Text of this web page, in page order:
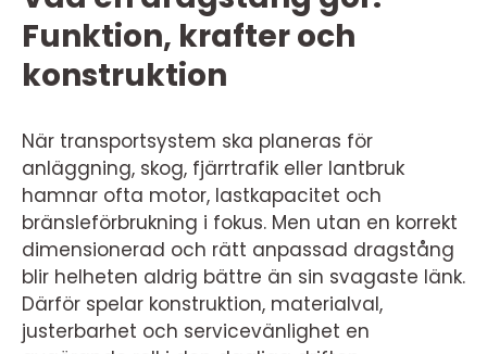
Funktion, krafter och
konstruktion
När transportsystem ska planeras för
anläggning, skog, fjärrtrafik eller lantbruk
hamnar ofta motor, lastkapacitet och
bränsleförbrukning i fokus. Men utan en korrekt
dimensionerad och rätt anpassad dragstång
blir helheten aldrig bättre än sin svagaste länk.
Därför spelar konstruktion, materialval,
justerbarhet och servicevänlighet en